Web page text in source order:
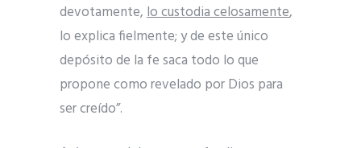
devotamente,lo custodia celosamente,
lo explica fielmente; y de este único
depósito de la fe saca todo lo que
propone como revelado por Dios para
ser creído”.